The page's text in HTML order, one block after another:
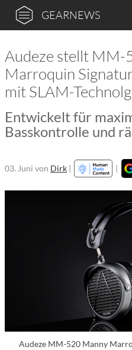
GEARNEWS
Audeze stellt MM-
Marroquin
mit SLAM-
Entwickelt für
Basskontrolle und
03. Juni von Dirk | |
Audeze MM-520 Manny